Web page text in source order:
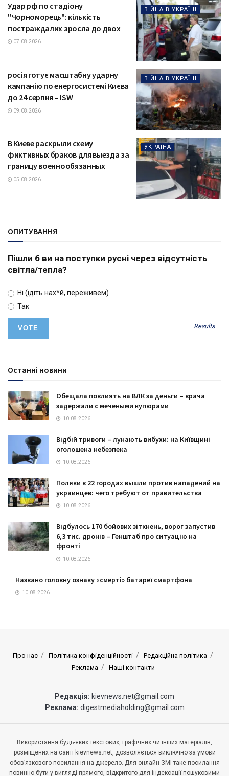
ВІЙНА В УКРАЇНІ
Удар рф по стадіону
"Чорноморець": кількість
постраждалих зросла до двох
07.08.2026
ВІЙНА В УКРАЇНІ
росія готує масштабну ударну
кампанію по енергосистемі Києва
до 24 серпня – ISW
09.08.2026
УКРАЇНА
В Киеве раскрыли схему
фиктивных браков для выезда за
границу военнообязанных
05.08.2026
ОПИТУВАННЯ
Пішли б ви на поступки русні через відсутність
світла/тепла?
Ні (ідіть нах*й, переживем)
Так
Results
Останні новини
Обещала повлиять на ВЛК за деньги – врача
задержали с ​мечеными купюрами
10.08.2026
Відбій тривоги – лунають вибухи: на Київщині
оголошена небезпека
10.08.2026
Поляки в 22 городах вышли против нападений на
украинцев: чего требуют от правительства
10.08.2026
Відбулось 170 бойових зіткнень, ворог запустив
6,3 тис. дронів – Генштаб про ситуацію на
фронті
10.08.2026
Названо головну ознаку «смерті» батареї смартфона
10.08.2026
Про нас Політика конфіденційності
Редакційна політика
Реклама
Наші контакти
Редакція: kievnews.net@gmail.com
Реклама: digestmediaholding@gmail.com
Використання будь-яких текстових, графічних чи інших матеріалів,
розміщених на сайті kievnews.net, дозволяється виключно за умови
обов’язкового посилання на джерело. Для онлайн-ЗМІ таке посилання
повинно бути у вигляді прямого, відкритого для індексації пошуковими